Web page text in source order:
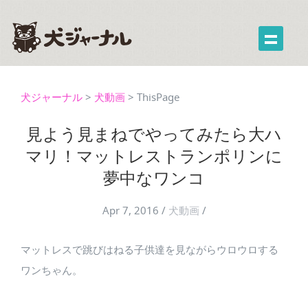
犬ジャーナル > 犬動画 > ThisPage
見よう見まねでやってみたら大ハ
マリ！マットレストランポリンに
夢中なワンコ
Apr 7, 2016 / 犬動画 /
マットレスで跳びはねる子供達を見ながらウロウロする
ワンちゃん。